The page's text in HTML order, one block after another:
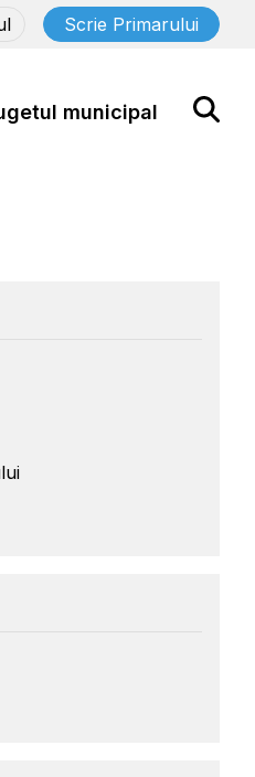
Scrie Primarului
municipal